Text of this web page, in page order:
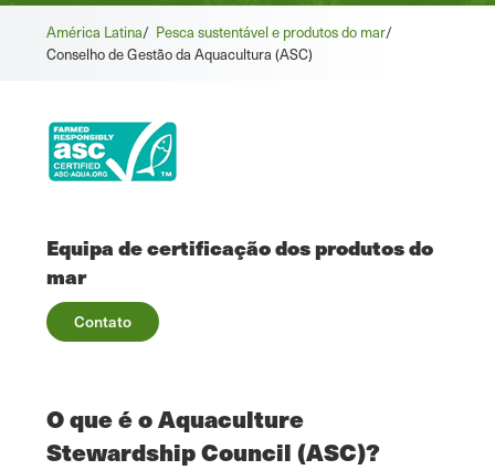
América Latina/ Pesca sustentável e produtos do mar/
Conselho de Gestão da Aquacultura (ASC)
Equipa de certificação dos produtos do
mar
Contato
O que é o Aquaculture
Stewardship Council (ASC)?